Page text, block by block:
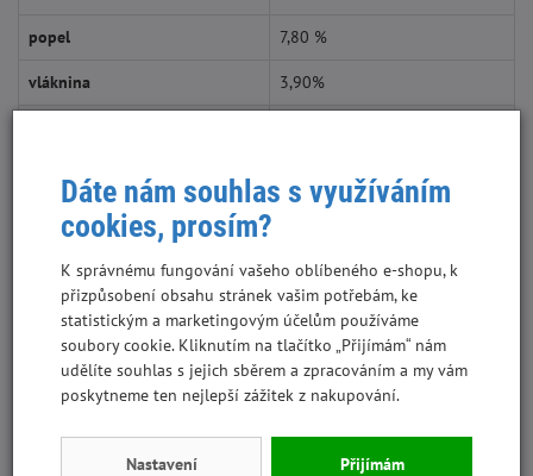
popel 7,80 %
vláknina 3,90%
fosfor
sodík 1,00%
hořčík 0,02%
Metabolizovatelná energie: 3,780 kcal/kg
Doporučené dávkování
Dáte nám souhlas s využíváním
cookies, prosím?
K správnému fungování vašeho oblíbeného e-shopu, k
přizpůsobení obsahu stránek vašim potřebám, ke
statistickým a marketingovým účelům používáme
soubory cookie. Kliknutím na tlačítko „Přijímám“ nám
udělíte souhlas s jejich sběrem a zpracováním a my vám
poskytneme ten nejlepší zážitek z nakupování.
Nastavení Přijímám